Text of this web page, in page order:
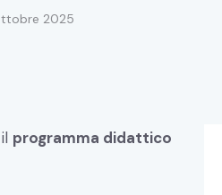
2025
programma didattico